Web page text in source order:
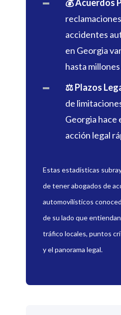
💰 Acuerdos
accidentes
en Georgia
hasta
⚖️ Plazos
de
Georgia hace
acción legal
Estas estadísticas
de tener abogados de
automovilísticos
de su lado que
tráfico locales, puntos
y el panorama legal.